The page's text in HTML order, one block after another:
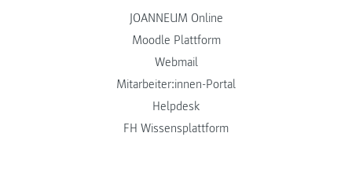
JOANNEUM Online
Moodle Plattform
Webmail
Mitarbeiter:innen-Portal
Helpdesk
FH Wissensplattform